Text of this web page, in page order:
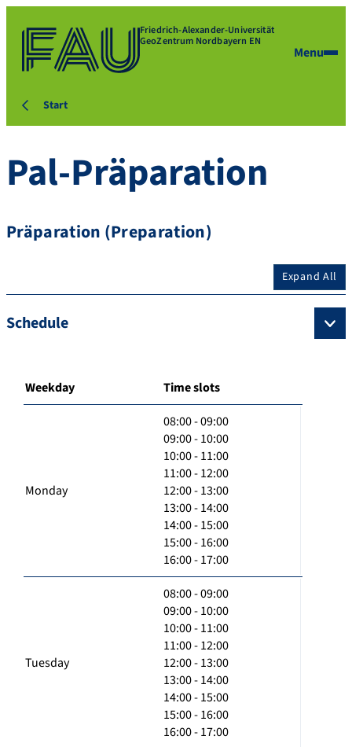
Friedrich-Alexander-Universität
GeoZentrum Nordbayern EN
Menu
Start
Pal-Präparation
Präparation (Preparation)
Expand All
Schedule
Weekday Time slots
Monday
08:00 - 09:00
09:00 - 10:00
10:00 - 11:00
11:00 - 12:00
12:00 - 13:00
13:00 - 14:00
14:00 - 15:00
15:00 - 16:00
16:00 - 17:00
Tuesday
08:00 - 09:00
09:00 - 10:00
10:00 - 11:00
11:00 - 12:00
12:00 - 13:00
13:00 - 14:00
14:00 - 15:00
15:00 - 16:00
16:00 - 17:00